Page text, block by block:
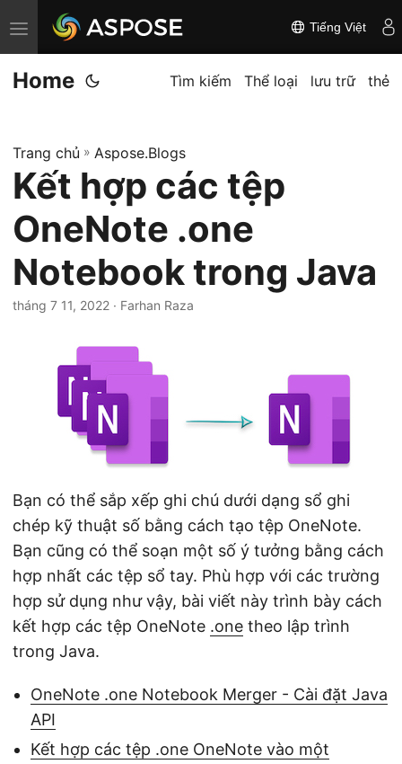
C
h
u
n
đ
i
đ
i
ề
Tiếng Việt
Home Tìm kiếm Thể loại lưu trữ thẻ
Trang chủ » Aspose.Blogs
Kết hợp các tệp
OneNote .one
Notebook trong Java
tháng 7 11, 2022 · Farhan Raza
Bạn có thể sắp xếp ghi chú dưới dạng sổ ghi
chép kỹ thuật số bằng cách tạo tệp OneNote.
Bạn cũng có thể soạn một số ý tưởng bằng cách
hợp nhất các tệp sổ tay. Phù hợp với các trường
hợp sử dụng như vậy, bài viết này trình bày cách
kết hợp các tệp OneNote .one theo lập trình
trong Java.
OneNote .one Notebook Merger - Cài đặt Java
API
Kết hợp các tệp .one OneNote vào một